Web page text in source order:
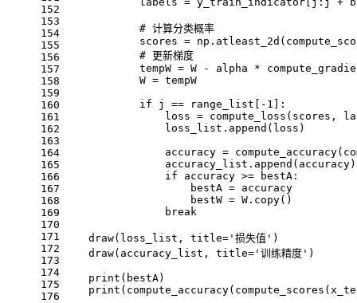
152
153
154
155
156
157
158
159
160
161
162
163
164
165
166
167
168
169
170
171
172
173
174
175
176
            # 计算分类概率
scores =
            # 更新梯度
tempW = W - alpha *
            W = tempW
            if j == range_list[-1]:
loss = compute_loss(scores,
                loss_list.append(loss)
accuracy =
                accuracy_list.append(accuracy)
                if accuracy >= bestA:
                    bestA = accuracy
                    bestW = W.copy()
                break
    draw(loss_list, title='损失值')
    draw(accuracy_list, title='训练精度')
    print(bestA)